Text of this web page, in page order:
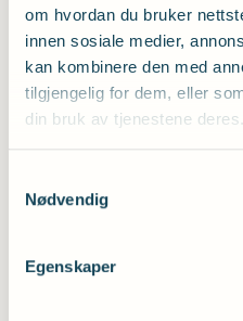
om hvordan du bruker
innen sosiale medier,
kan kombinere den med
tilgjengelig for dem, eller
din bruk av tjenestene deres.
Nødvendig
Egenskaper
Medlem Ellen Sagen,
kontakt på 404 04
Medlem John Sandvik,
CI, høreapparat og